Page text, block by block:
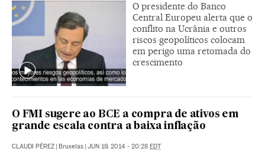
O presidente do Banco
Central Europeu alerta que o
conflito na Ucrânia e outros
riscos geopolíticos colocam
em perigo uma retomada do
crescimento
O FMI sugere ao BCE a compra de ativos em
grande escala contra a baixa inflação
CLAUDI PÉREZ Bruxelas JUN 19, 2014 - 20:28 EDT